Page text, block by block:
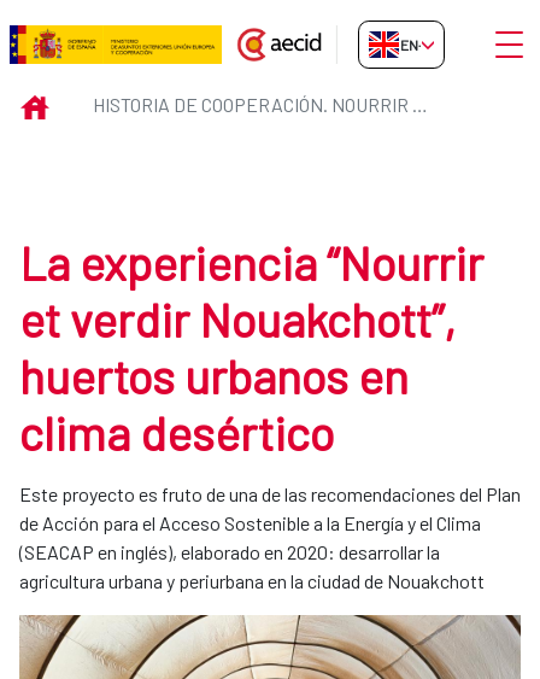
Skip to Main Content
Historia de Cooperación.
EN-GB
INICIO HISTORIA DE COOPERACIÓN. NOURRIR ET VERDIR NOUAKCHOTT, HUERTOS URBANOS EN CLIMA DESÉRTICO
La experiencia “Nourrir
et verdir Nouakchott”,
huertos urbanos en
clima desértico
Este proyecto es fruto de una de las recomendaciones del Plan
de Acción para el Acceso Sostenible a la Energía y el Clima
(SEACAP en inglés), elaborado en 2020: desarrollar la
agricultura urbana y periurbana en la ciudad de Nouakchott